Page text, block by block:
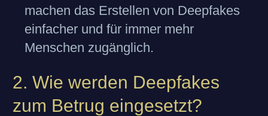
machen das Erstellen von Deepfakes
einfacher und für immer mehr
Menschen zugänglich.
2. Wie werden Deepfakes
zum Betrug eingesetzt?